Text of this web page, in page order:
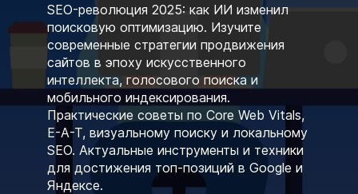
SEO-революция 2025: как ИИ изменил
поисковую оптимизацию. Изучите
современные стратегии продвижения
сайтов в эпоху искусственного
интеллекта, голосового поиска и
мобильного индексирования.
Практические советы по Core Web Vitals,
E-A-T, визуальному поиску и локальному
SEO. Актуальные инструменты и техники
для достижения топ-позиций в Google и
Яндексе.